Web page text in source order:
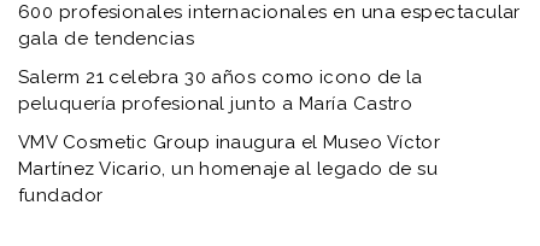
600 profesionales internacionales en una espectacular
gala de tendencias
Salerm 21 celebra 30 años como icono de la
peluquería profesional junto a María Castro
VMV Cosmetic Group inaugura el Museo Víctor
Martínez Vicario, un homenaje al legado de su
fundador